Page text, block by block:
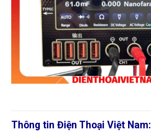
Thông tin Điện Thoại Việt Nam: